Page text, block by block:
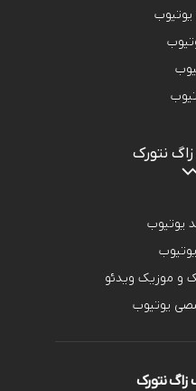
نتورک
یوتیوب
و موزیک ویدئو
یوتیوب
زاگ نتورک